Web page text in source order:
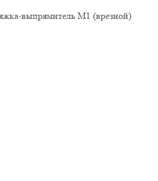
выпрямитель М1 (врезной)